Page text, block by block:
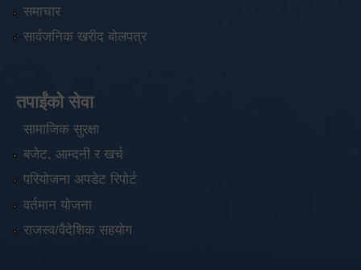
समाचार
सार्वजनिक खरीद बोलपत्र
तपाईंको सेवा
सामाजिक सुरक्षा
बजेट, आम्दनी र खर्च
परियोजना अपडेट रिपोर्ट
वर्तमान योजना
राजस्व/वैदेशिक सहयोग